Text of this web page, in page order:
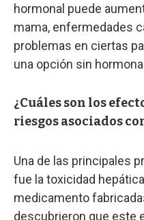
hormonal puede
mama, enfermedades
problemas en ciertas
una opción sin
¿Cuáles son los
riesgos asociados
Una de las principales
fue la toxicidad
medicamento
descubrieron que este